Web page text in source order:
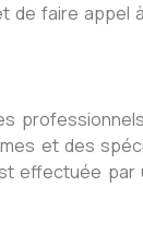
de faire
et des
effectuée